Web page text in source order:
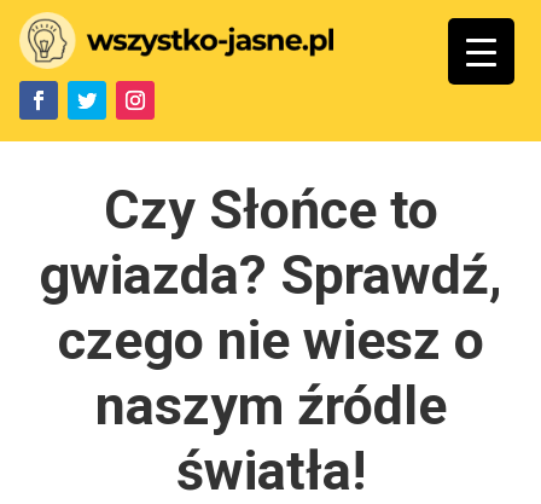
Czy Słońce to
gwiazda? Sprawdź,
czego nie wiesz o
naszym źródle
światła!